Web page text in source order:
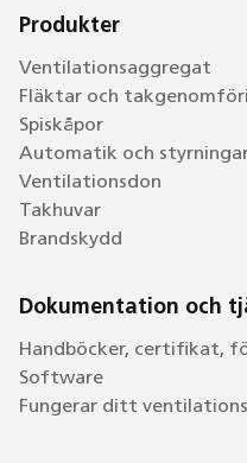
Produkter
Ventilationsaggregat
Fläktar och
Spiskåpor
Automatik och
Ventilationsdon
Takhuvar
Brandskydd
Dokumentation och
Handböcker, certifikat,
Software
Fungerar ditt